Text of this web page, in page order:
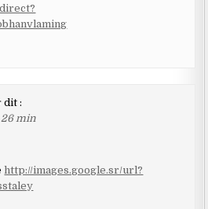
dit :
26 min
http://images.google.sr/url?